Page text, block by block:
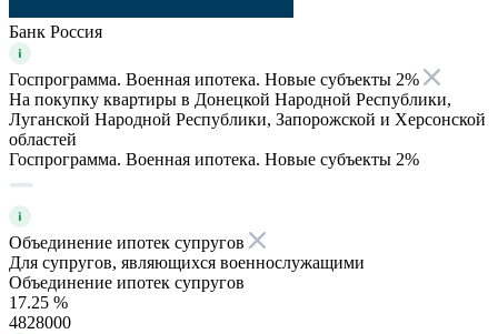
Банк Россия
Госпрограмма. Военная ипотека. Новые субъекты 2%
На покупку квартиры в Донецкой Народной Республики,
Луганской Народной Республики, Запорожской и Херсонской
областей
Госпрограмма. Военная ипотека. Новые субъекты 2%
Объединение ипотек супругов
Для супругов, являющихся военнослужащими
Объединение ипотек супругов
17.25 %
4828000